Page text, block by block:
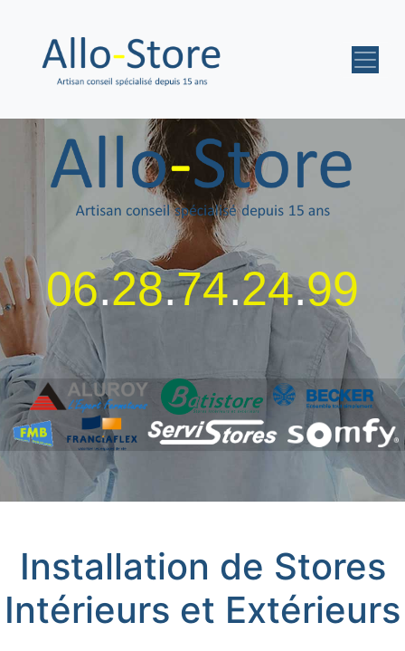
06.28.74.24.99
Installation de Stores
Intérieurs et Extérieurs